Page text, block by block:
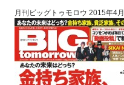
月刊ビッグトゥモロウ 2015年4月